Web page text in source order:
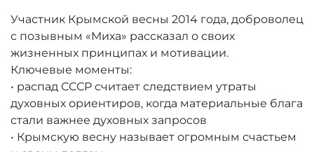
Участник Крымской весны 2014 года, доброволец
с позывным «Миха» рассказал о своих
жизненных принципах и мотивации.
Ключевые моменты:
• распад СССР считает следствием утраты
духовных ориентиров, когда материальные блага
стали важнее духовных запросов
• Крымскую весну называет огромным счастьем